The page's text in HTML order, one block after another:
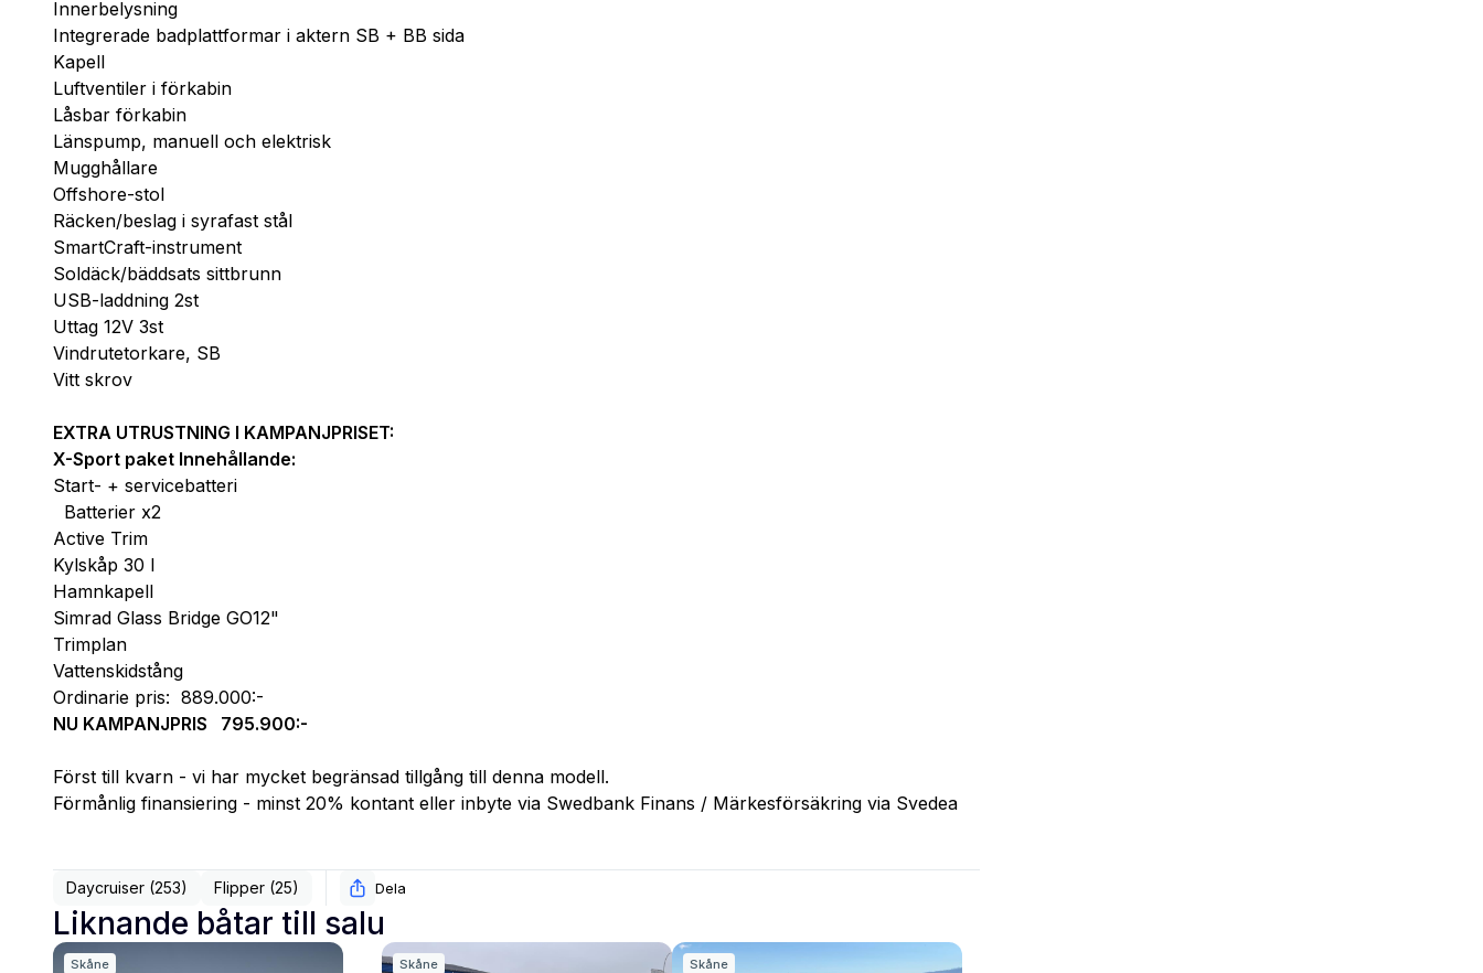
Innerbelysning
Integrerade badplattformar i aktern SB + BB sida
Kapell
Luftventiler i förkabin
Låsbar förkabin
Länspump, manuell och elektrisk
Mugghållare
Offshore-stol
Räcken/beslag i syrafast stål
SmartCraft-instrument
Soldäck/bäddsats sittbrunn
USB-laddning 2st
Uttag 12V 3st
Vindrutetorkare, SB
Vitt skrov
EXTRA UTRUSTNING I KAMPANJPRISET:
X-Sport paket Innehållande:
Start- + servicebatteri
  Batterier x2
Active Trim
Kylskåp 30 l
Hamnkapell
Simrad Glass Bridge GO12"
Trimplan
Vattenskidstång
Ordinarie pris:  889.000:-
NU KAMPANJPRIS   795.900:-
Först till kvarn - vi har mycket begränsad tillgång till denna modell.
Förmånlig finansiering - minst 20% kontant eller inbyte via Swedbank Finans / Märkesförsäkring via Svedea
Daycruiser (253) Flipper (25) Dela
Liknande båtar till salu
Skåne Skåne Skåne